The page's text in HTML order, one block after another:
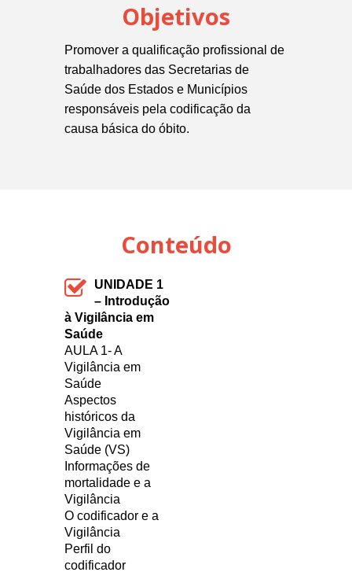
Objetivos
Promover a qualificação profissional de
trabalhadores das Secretarias de
Saúde dos Estados e Municípios
responsáveis pela codificação da
causa básica do óbito.
Conteúdo
UNIDADE 1
– Introdução
à Vigilância em
Saúde
AULA 1- A
Vigilância em
Saúde
Aspectos
históricos da
Vigilância em
Saúde (VS)
Informações de
mortalidade e a
Vigilância
O codificador e a
Vigilância
Perfil do
codificador